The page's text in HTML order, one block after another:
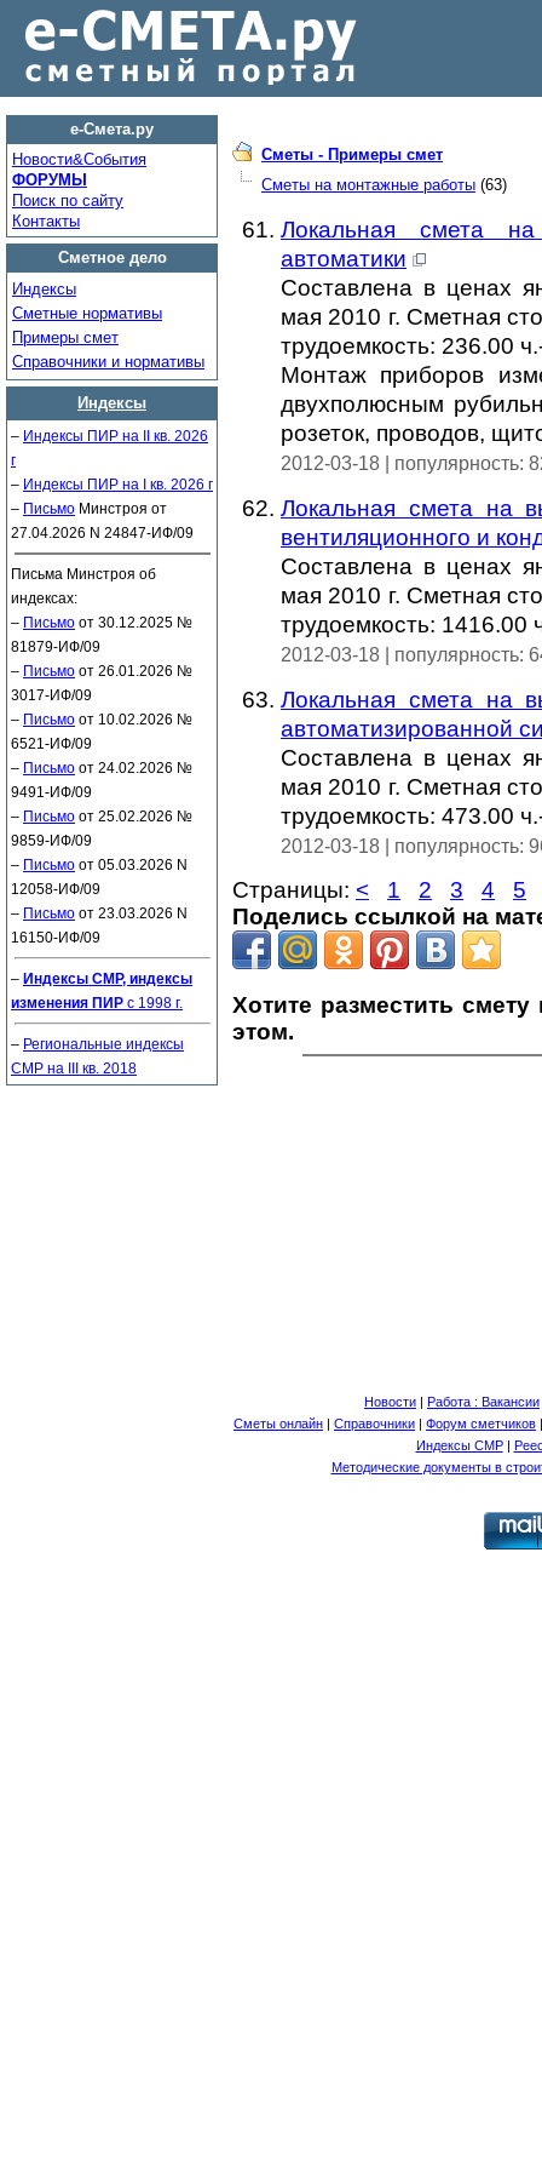
е-Смета.ру
Новости&Cобытия
ФОРУМЫ
Поиск по сайту
Контакты
Сметное дело
Индексы
Сметные нормативы
Примеры смет
Справочники и нормативы
Индексы
– Индексы ПИР на II кв. 2026
г
– Индексы ПИР на I кв. 2026 г
– Письмо Минстроя от
27.04.2026 N 24847-ИФ/09
Письма Минстроя об
индексах:
– Письмо от 30.12.2025 №
81879-ИФ/09
– Письмо от 26.01.2026 №
3017-ИФ/09
– Письмо от 10.02.2026 №
6521-ИФ/09
– Письмо от 24.02.2026 №
9491-ИФ/09
– Письмо от 25.02.2026 №
9859-ИФ/09
– Письмо от 05.03.2026 N
12058-ИФ/09
– Письмо от 23.03.2026 N
16150-ИФ/09
– Индексы СМР, индексы
изменения ПИР с 1998 г.
– Региональные индексы
СМР на III кв. 2018
Сметы - Примеры смет
Сметы на монтажные работы (63)
Локальная смета
автоматики
Составлена в ценах
мая 2010 г. Сметная
трудоемкость: 236.00
Монтаж приборов
двухполюсным
розеток, проводов,
2012-03-18 | популярность:
Локальная смета на
вентиляционного и
Составлена в ценах
мая 2010 г. Сметная
трудоемкость: 1416.00
2012-03-18 | популярность:
Локальная смета на
автоматизированной
Составлена в ценах
мая 2010 г. Сметная
трудоемкость: 473.00
2012-03-18 | популярность:
Страницы: < 1 2 3 4
5
Поделись ссылкой на
Хотите разместить
этом.
Новости | Работа : Вакансии
Сметы онлайн | Справочники | Форум сметчиков
Индексы СМР|
Методические документы в